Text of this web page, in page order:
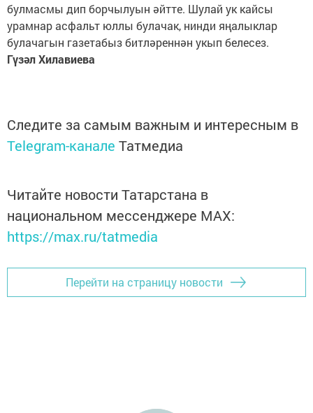
булмасмы дип борчылуын әйтте. Шулай ук кайсы
урамнар асфальт юллы булачак, нинди яңалыклар
булачагын газетабыз битләреннән укып белесез.
Гүзәл Хилавиева
Следите за самым важным и интересным в
Telegram-канале Татмедиа
Читайте новости Татарстана в
национальном мессенджере MАХ:
https://max.ru/tatmedia
Перейти на страницу новости